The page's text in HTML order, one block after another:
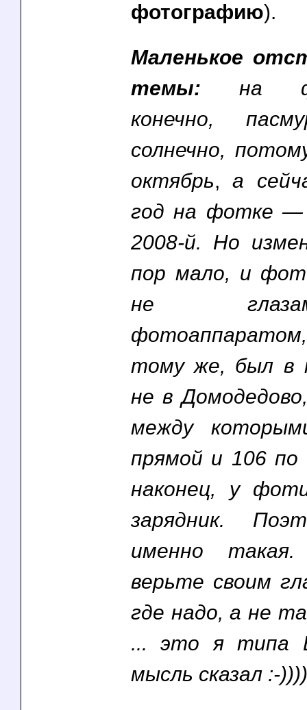
фотографию).
Маленькое
темы:
на
конечно,
солнечно,
октябрь,а
год на фотке —
2008-й. Но
пор мало, и
не
тому же, был в
не в
между
прямой и 106 по
наконец, у
зарядник.
именно
верьте своим
где надо, а не
... это я типа
мысль сказал :-